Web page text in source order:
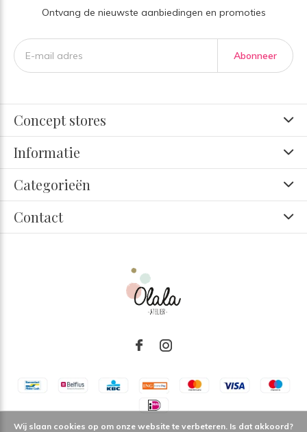
Ontvang de nieuwste aanbiedingen en promoties
Abonneer
Concept stores
Informatie
Categorieën
Contact
Wij slaan cookies op om onze website te verbeteren. Is dat akkoord?